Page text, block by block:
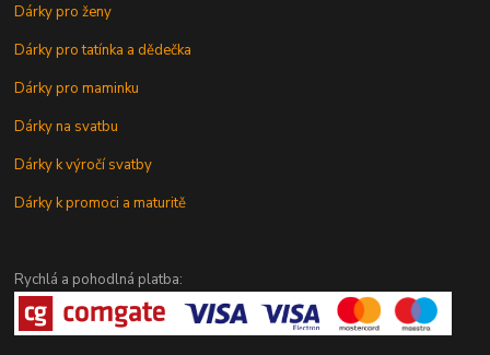
Dárky pro ženy
Dárky pro tatínka a dědečka
Dárky pro maminku
Dárky na svatbu
Dárky k výročí svatby
Dárky k promoci a maturitě
Rychlá a pohodlná platba: